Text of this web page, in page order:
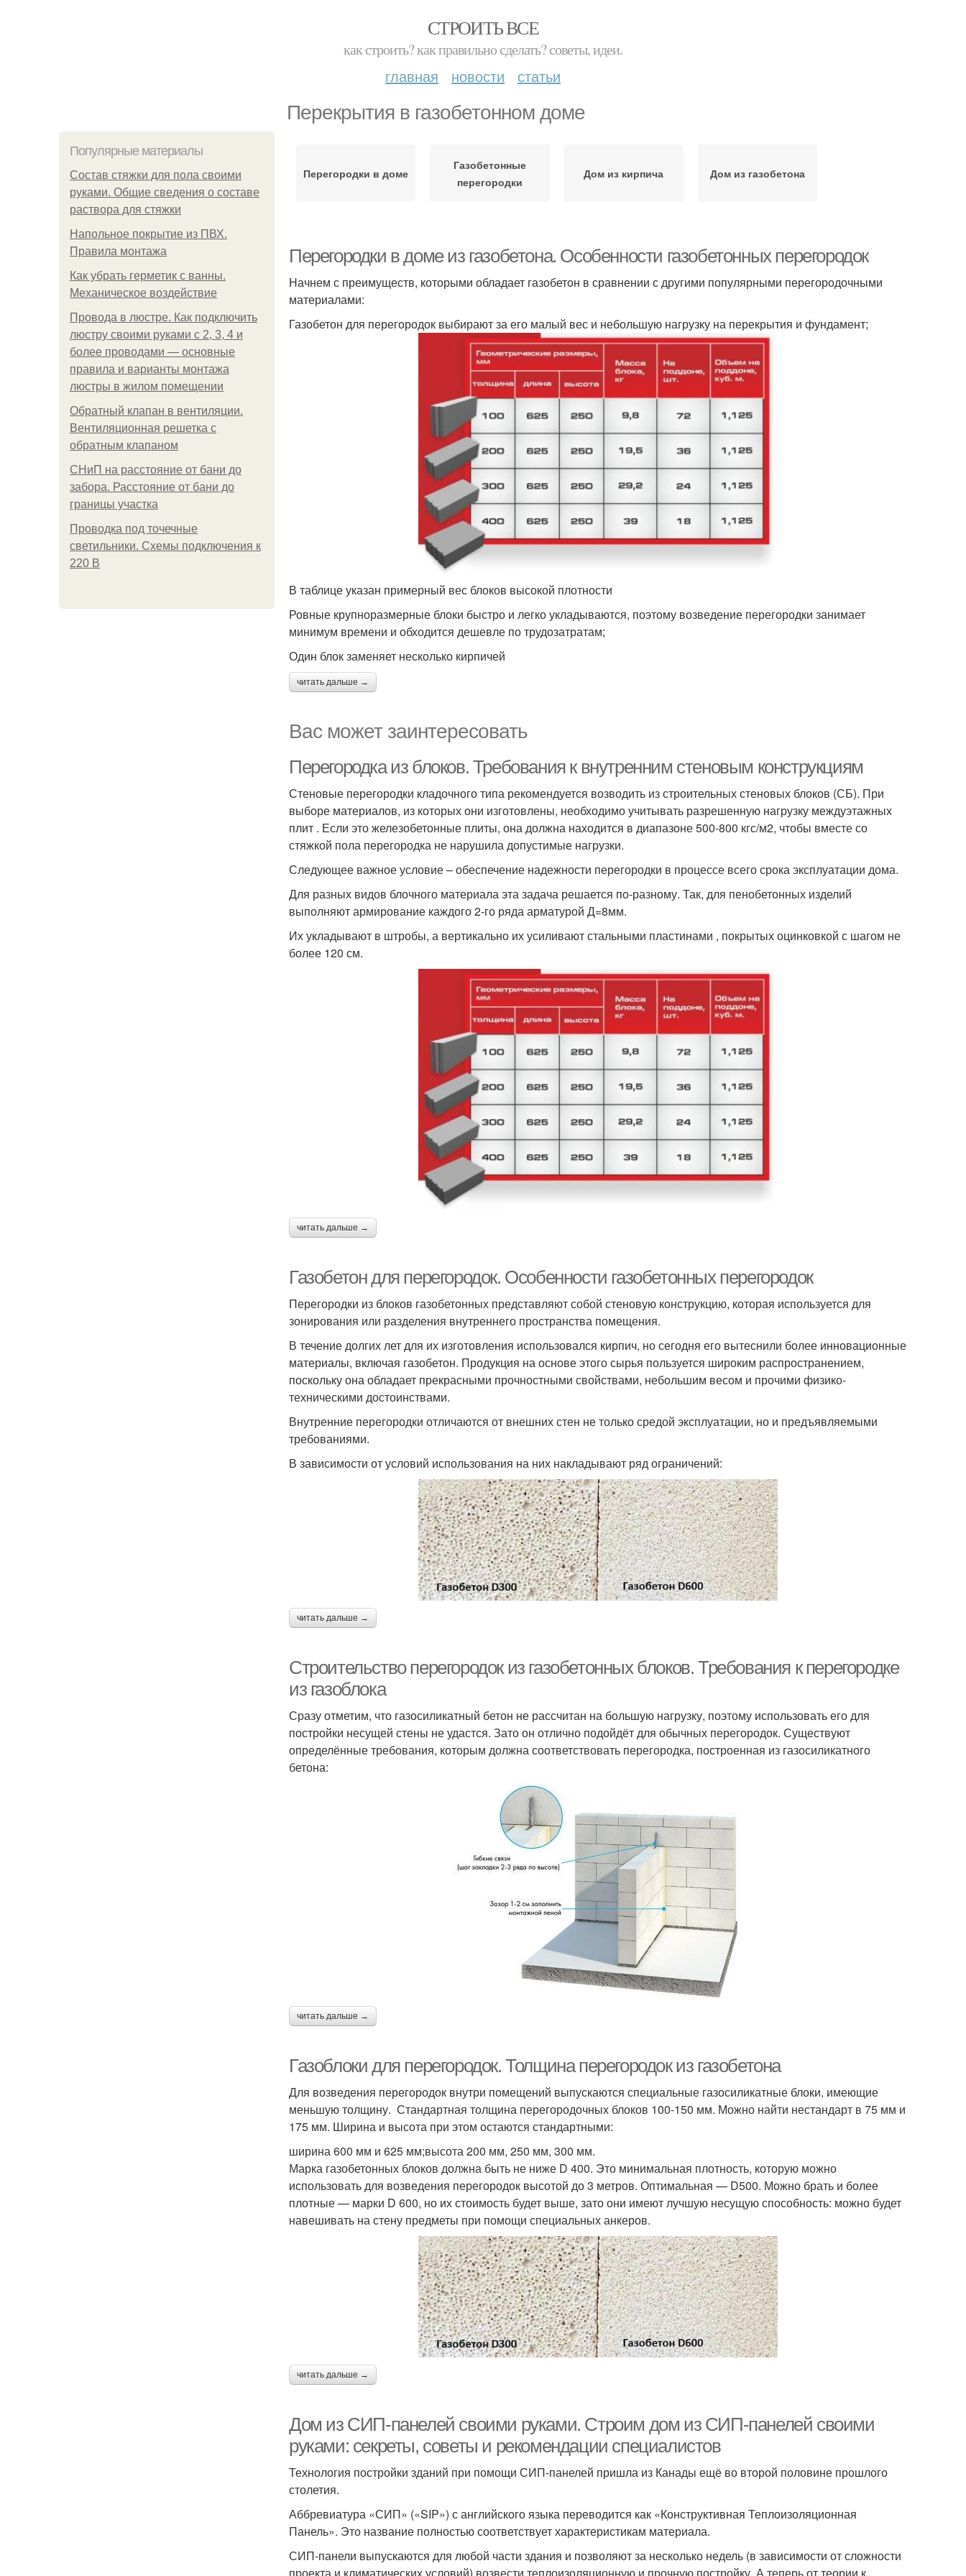
СТРОИТЬ ВСЕ
как строить? как правильно сделать? советы, идеи.
главная новости статьи
Перекрытия в газобетонном доме
Популярные материалы
Состав стяжки для пола своими
руками. Общие сведения о составе
раствора для стяжки
Напольное покрытие из ПВХ.
Правила монтажа
Как убрать герметик с ванны.
Механическое воздействие
Провода в люстре. Как подключить
люстру своими руками с 2, 3, 4 и
более проводами — основные
правила и варианты монтажа
люстры в жилом помещении
Обратный клапан в вентиляции.
Вентиляционная решетка с
обратным клапаном
СНиП на расстояние от бани до
забора. Расстояние от бани до
границы участка
Проводка под точечные
светильники. Схемы подключения к
220 В
Перегородки в доме
Газобетонные
перегородки
Дом из кирпича Дом из газобетона
Перегородки в доме из газобетона. Особенности газобетонных перегородок
Начнем с преимуществ, которыми обладает газобетон в сравнении с другими популярными перегородочными
материалами:
Газобетон для перегородок выбирают за его малый вес и небольшую нагрузку на перекрытия и фундамент;
В таблице указан примерный вес блоков высокой плотности
Ровные крупноразмерные блоки быстро и легко укладываются, поэтому возведение перегородки занимает
минимум времени и обходится дешевле по трудозатратам;
Один блок заменяет несколько кирпичей
читать дальше →
Вас может заинтересовать
Перегородка из блоков. Требования к внутренним стеновым конструкциям
Стеновые перегородки кладочного типа рекомендуется возводить из строительных стеновых блоков (СБ). При
выборе материалов, из которых они изготовлены, необходимо учитывать разрешенную нагрузку междуэтажных
плит . Если это железобетонные плиты, она должна находится в диапазоне 500-800 кгс/м2, чтобы вместе со
стяжкой пола перегородка не нарушила допустимые нагрузки.
Следующее важное условие – обеспечение надежности перегородки в процессе всего срока эксплуатации дома.
Для разных видов блочного материала эта задача решается по-разному. Так, для пенобетонных изделий
выполняют армирование каждого 2-го ряда арматурой Д=8мм.
Их укладывают в штробы, а вертикально их усиливают стальными пластинами , покрытых оцинковкой с шагом не
более 120 см.
читать дальше →
Газобетон для перегородок. Особенности газобетонных перегородок
Перегородки из блоков газобетонных представляют собой стеновую конструкцию, которая используется для
зонирования или разделения внутреннего пространства помещения.
В течение долгих лет для их изготовления использовался кирпич, но сегодня его вытеснили более инновационные
материалы, включая газобетон. Продукция на основе этого сырья пользуется широким распространением,
поскольку она обладает прекрасными прочностными свойствами, небольшим весом и прочими физико-
техническими достоинствами.
Внутренние перегородки отличаются от внешних стен не только средой эксплуатации, но и предъявляемыми
требованиями.
В зависимости от условий использования на них накладывают ряд ограничений:
читать дальше →
Строительство перегородок из газобетонных блоков. Требования к перегородке
из газоблока
Сразу отметим, что газосиликатный бетон не рассчитан на большую нагрузку, поэтому использовать его для
постройки несущей стены не удастся. Зато он отлично подойдёт для обычных перегородок. Существуют
определённые требования, которым должна соответствовать перегородка, построенная из газосиликатного
бетона:
читать дальше →
Газоблоки для перегородок. Толщина перегородок из газобетона
Для возведения перегородок внутри помещений выпускаются специальные газосиликатные блоки, имеющие
меньшую толщину. Стандартная толщина перегородочных блоков 100-150 мм. Можно найти нестандарт в 75 мм и
175 мм. Ширина и высота при этом остаются стандартными:
ширина 600 мм и 625 мм;высота 200 мм, 250 мм, 300 мм.
Марка газобетонных блоков должна быть не ниже D 400. Это минимальная плотность, которую можно
использовать для возведения перегородок высотой до 3 метров. Оптимальная — D500. Можно брать и более
плотные — марки D 600, но их стоимость будет выше, зато они имеют лучшую несущую способность: можно будет
навешивать на стену предметы при помощи специальных анкеров.
читать дальше →
Дом из СИП-панелей своими руками. Строим дом из СИП-панелей своими
руками: секреты, советы и рекомендации специалистов
Технология постройки зданий при помощи СИП-панелей пришла из Канады ещё во второй половине прошлого
столетия.
Аббревиатура «СИП» («SIP») с английского языка переводится как «Конструктивная Теплоизоляционная
Панель». Это название полностью соответствует характеристикам материала.
СИП-панели выпускаются для любой части здания и позволяют за несколько недель (в зависимости от сложности